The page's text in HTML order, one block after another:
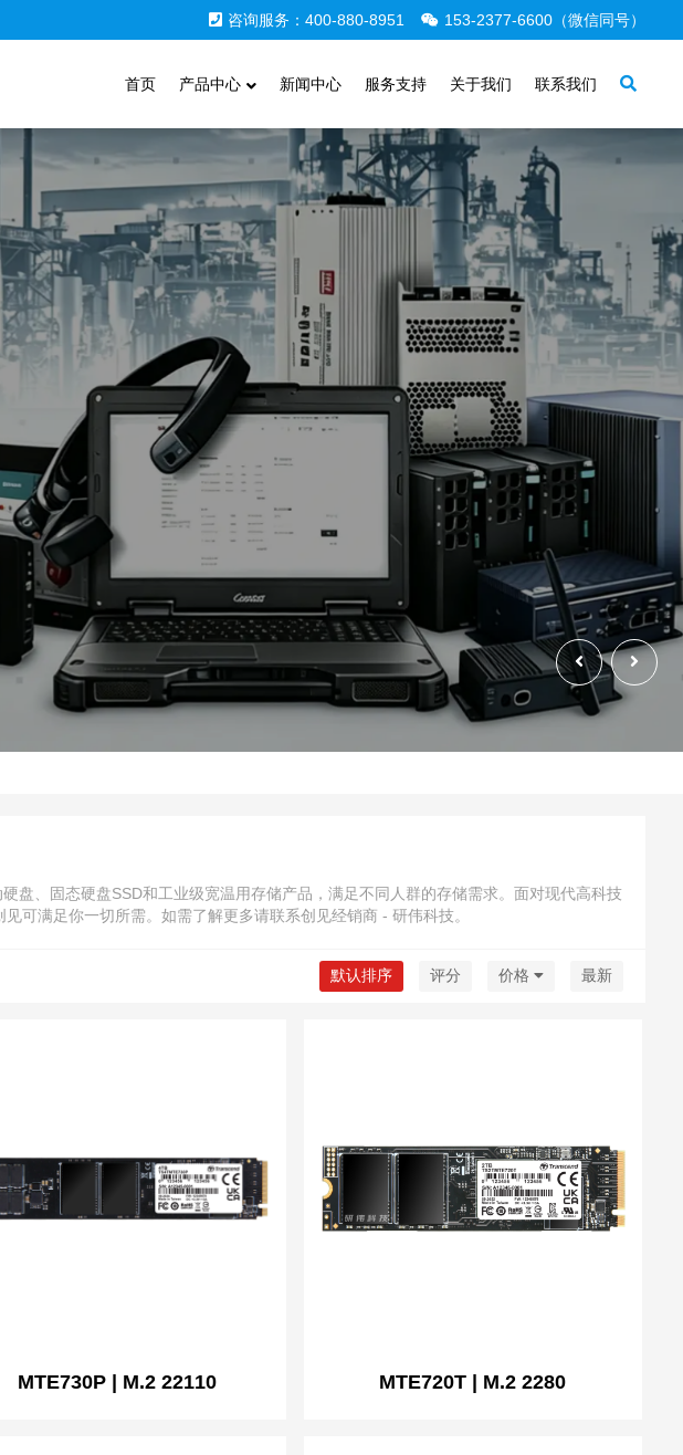
咨询服务：400-880-8951 153-2377-6600（微信同号）
首页 产品中心 新闻中心 服务支持 关于我们 联系我们
供完全个性化服务，以满足贵公司或团队的需求，
为您的专业产业量身打造解决方案，专为满足您的确切需求而打造。
查看产品
盘、固态硬盘SSD和工业级宽温用存储产品，满足不同人群的存储需求。面对现代高科技
可满足你一切所需。如需了解更多请联系创见经销商 - 研伟科技。
默认排序 评分 价格 最新
MTE730P | M.2 22110 MTE720T | M.2 2280